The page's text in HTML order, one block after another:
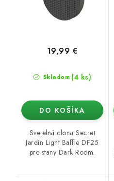
Skladom (4 ks)
19,99 €
DO KOŠÍKA
Svetelná clona Secret
Jardin Light Baffle DF25
pre stany Dark Room.